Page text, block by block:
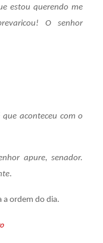
estou querendo me
O senhor
aconteceu com o
apure, senador.
.
a ordem do dia.